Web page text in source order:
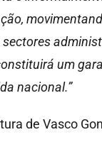
um
nacional.”
de Vasco